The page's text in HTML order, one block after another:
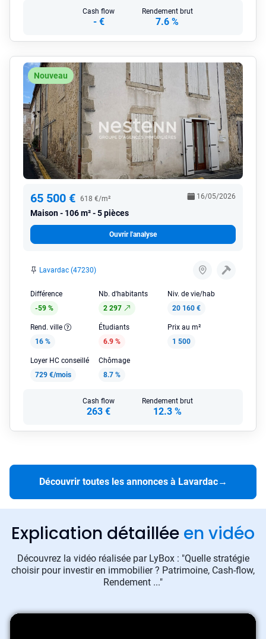
Cash flow
- €
Rendement brut
7.6 %
Nouveau
65 500 € 618 €/m²
Maison 106 m² - 5 pièces
16/05/2026
Ouvrir l'analyse
Lavardac (47230)
Différence
-59 %
Nb. d'habitants
2 297
Niv. de vie/hab
20 160 €
Rend. ville
16 %
Étudiants
6.9 %
Prix au m²
1 500
Loyer HC conseillé
729 €/mois
Chômage
8.7 %
Cash flow
263 €
Rendement brut
12.3 %
Découvrir toutes les annonces à Lavardac→
Explication détaillée en vidéo
Découvrez la vidéo réalisée par LyBox : "Quelle stratégie
choisir pour investir en immobilier ? Patrimoine, Cash-flow,
Rendement ..."